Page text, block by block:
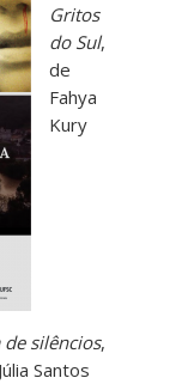
Gritos
do Sul,
de
Fahya
Kury
silêncios,
Santos